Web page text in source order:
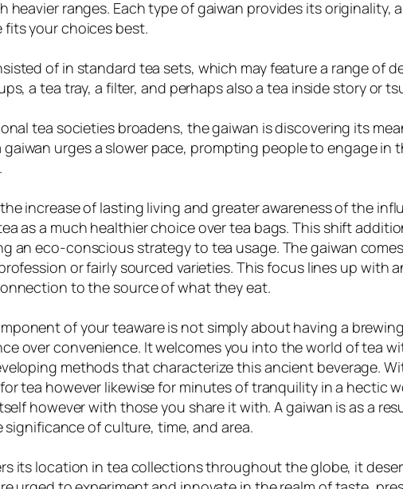
heavier ranges. Each type of gaiwan provides its
your choices best.
of in standard tea sets, which may feature a range of
a tea tray, a filter, and perhaps also a tea inside story or
tea societies broadens, the gaiwan is discovering its
urges a slower pace, prompting people to engage
increase of lasting living and greater awareness of the
as a much healthier choice over tea bags. This shift
an eco-conscious strategy to tea usage. The gaiwan
or fairly sourced varieties. This focus lines up with
to the source of what they eat.
of your teaware is not simply about having a
over convenience. It welcomes you into the world of tea
methods that characterize this ancient beverage.
tea however likewise for minutes of tranquility in a hectic
however with those you share it with. A gaiwan is as a
of culture, time, and area.
its location in tea collections throughout the globe, it